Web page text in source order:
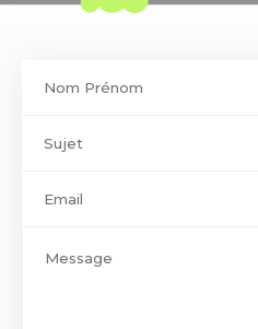
footer